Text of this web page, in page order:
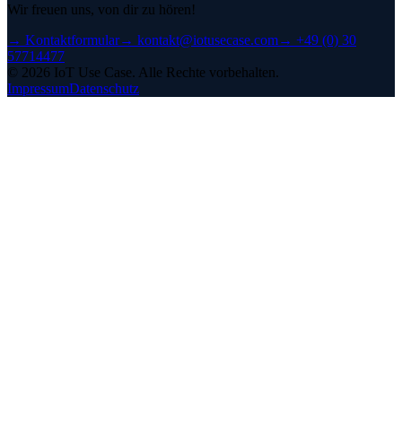
Wir freuen uns, von dir zu hören!
→ Kontaktformular→ kontakt@iotusecase.com→ +49 (0) 30
57714477
© 2026 IoT Use Case. Alle Rechte vorbehalten.
ImpressumDatenschutz